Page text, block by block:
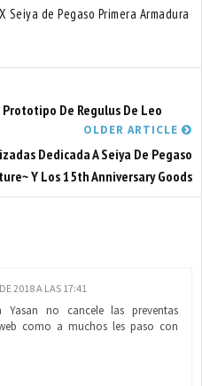
de Pegaso Primera Armadura
De Regulus De Leo
OLDER ARTICLE
Dedicada A Seiya De Pegaso
Y Los 15th Anniversary Goods
2018 A LAS 17:41
Yasan no cancele las preventas
como a muchos les paso con